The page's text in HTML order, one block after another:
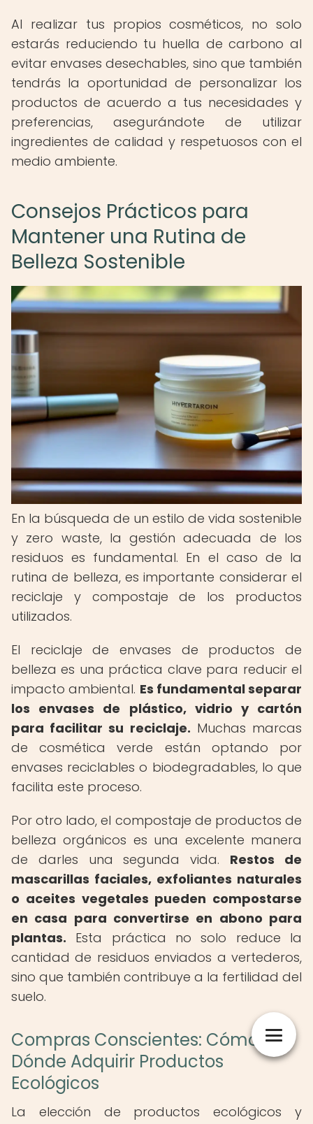
Al realizar tus propios cosméticos, no solo
estarás reduciendo tu huella de carbono al
evitar envases desechables, sino que también
tendrás la oportunidad de personalizar los
productos de acuerdo a tus necesidades y
preferencias, asegurándote de utilizar
ingredientes de calidad y respetuosos con el
medio ambiente.
Consejos Prácticos para
Mantener una Rutina de
Belleza Sostenible
En la búsqueda de un estilo de vida sostenible
y zero waste, la gestión adecuada de los
residuos es fundamental. En el caso de la
rutina de belleza, es importante considerar el
reciclaje y compostaje de los productos
utilizados.
El reciclaje de envases de productos de
belleza es una práctica clave para reducir el
impacto ambiental. Es fundamental separar
los envases de plástico, vidrio y cartón
para facilitar su reciclaje. Muchas marcas
de cosmética verde están optando por
envases reciclables o biodegradables, lo que
facilita este proceso.
Por otro lado, el compostaje de productos de
belleza orgánicos es una excelente manera
de darles una segunda vida. Restos de
mascarillas faciales, exfoliantes naturales
o aceites vegetales pueden compostarse
en casa para convertirse en abono para
plantas. Esta práctica no solo reduce la
cantidad de residuos enviados a vertederos,
sino que también contribuye a la fertilidad del
suelo.
Compras Conscientes: Cómo y
Dónde Adquirir Productos
Ecológicos
La elección de productos ecológicos y